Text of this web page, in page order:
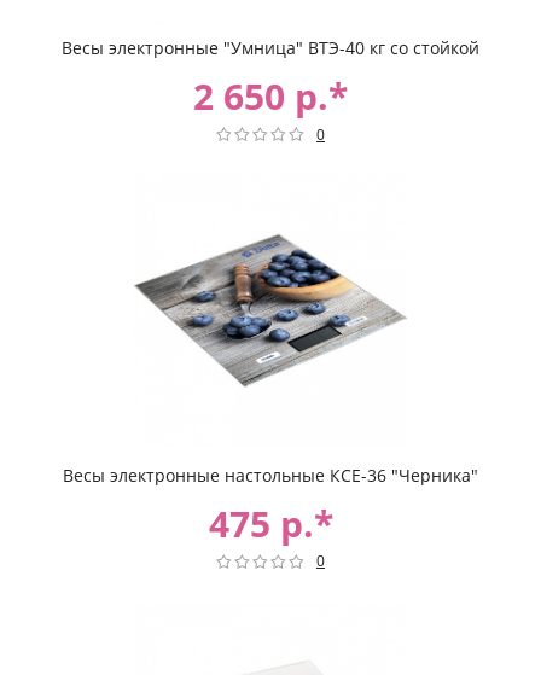
Весы электронные "Умница" ВТЭ-40 кг со стойкой
2 650 р.*
0
Весы электронные настольные КСЕ-36 "Черника"
475 р.*
0